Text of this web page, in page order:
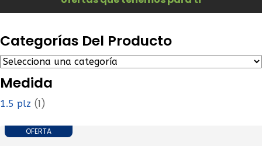
Categorías Del Producto
Medida
1.5 plz (1)
OFERTA